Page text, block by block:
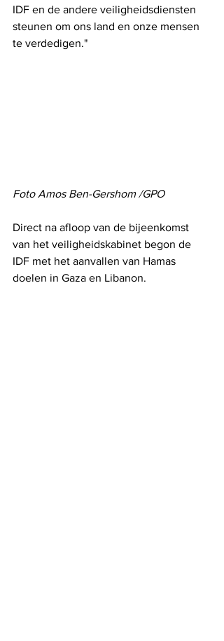
IDF en de andere veiligheidsdiensten
steunen om ons land en onze mensen
te verdedigen."
Foto Amos Ben-Gershom /GPO
Direct na afloop van de bijeenkomst
van het veiligheidskabinet begon de
IDF met het aanvallen van Hamas
doelen in Gaza en Libanon.